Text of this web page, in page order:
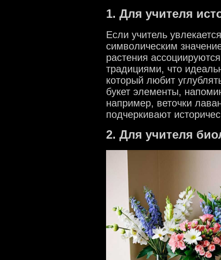
1. Для учителя
Если учитель
символическим
растения
традициями, что
который любит
букет элементы,
например, веточки
подчеркивают
2. Для учителя